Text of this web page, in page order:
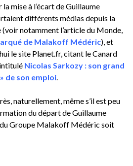
mise à l’écart de Guillaume
différents médias depuis la
notamment l’article du Monde,
de Malakoff Médéric), et
le site Planet.fr, citant le Canard
Nicolas Sarkozy : son grand
de son emploi.
naturellement, même s’il est peu
du départ de Guillaume
Groupe Malakoff Médéric soit